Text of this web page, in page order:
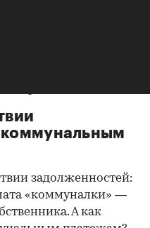
коммунальным
задолженностей:
«коммуналки» —
А как